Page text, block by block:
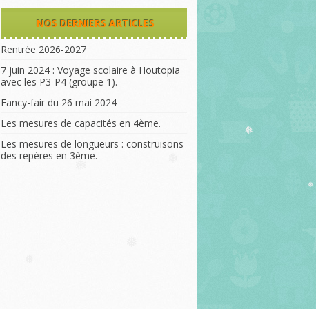
NOS DERNIERS ARTICLES
Rentrée 2026-2027
7 juin 2024 : Voyage scolaire à Houtopia
avec les P3-P4 (groupe 1).
Fancy-fair du 26 mai 2024
Les mesures de capacités en 4ème.
Les mesures de longueurs : construisons
des repères en 3ème.